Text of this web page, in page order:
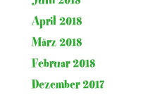
April 2018
März 2018
Februar 2018
Dezember 2017